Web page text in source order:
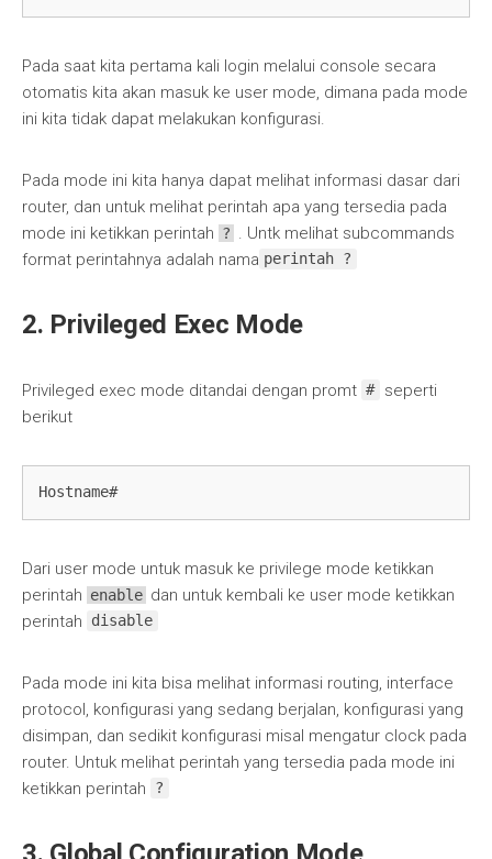
Pada saat kita pertama kali login melalui console secara
otomatis kita akan masuk ke user mode, dimana pada mode
ini kita tidak dapat melakukan konfigurasi.
Pada mode ini kita hanya dapat melihat informasi dasar dari
router, dan untuk melihat perintah apa yang tersedia pada
mode ini ketikkan perintah ? . Untk melihat subcommands
format perintahnya adalah nama perintah ?
2. Privileged Exec Mode
Privileged exec mode ditandai dengan promt #
seperti
berikut
Hostname#
Dari user mode untuk masuk ke privilege mode ketikkan
perintah enable dan untuk kembali ke user mode ketikkan
perintah
disable
Pada mode ini kita bisa melihat informasi routing, interface
protocol, konfigurasi yang sedang berjalan, konfigurasi yang
disimpan, dan sedikit konfigurasi misal mengatur clock pada
router. Untuk melihat perintah yang tersedia pada mode ini
ketikkan perintah
?